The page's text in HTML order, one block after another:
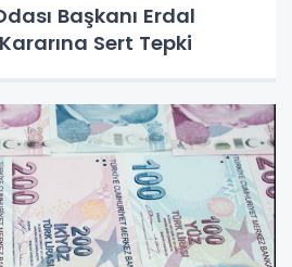
Başkanı Erdal
Sert Tepki